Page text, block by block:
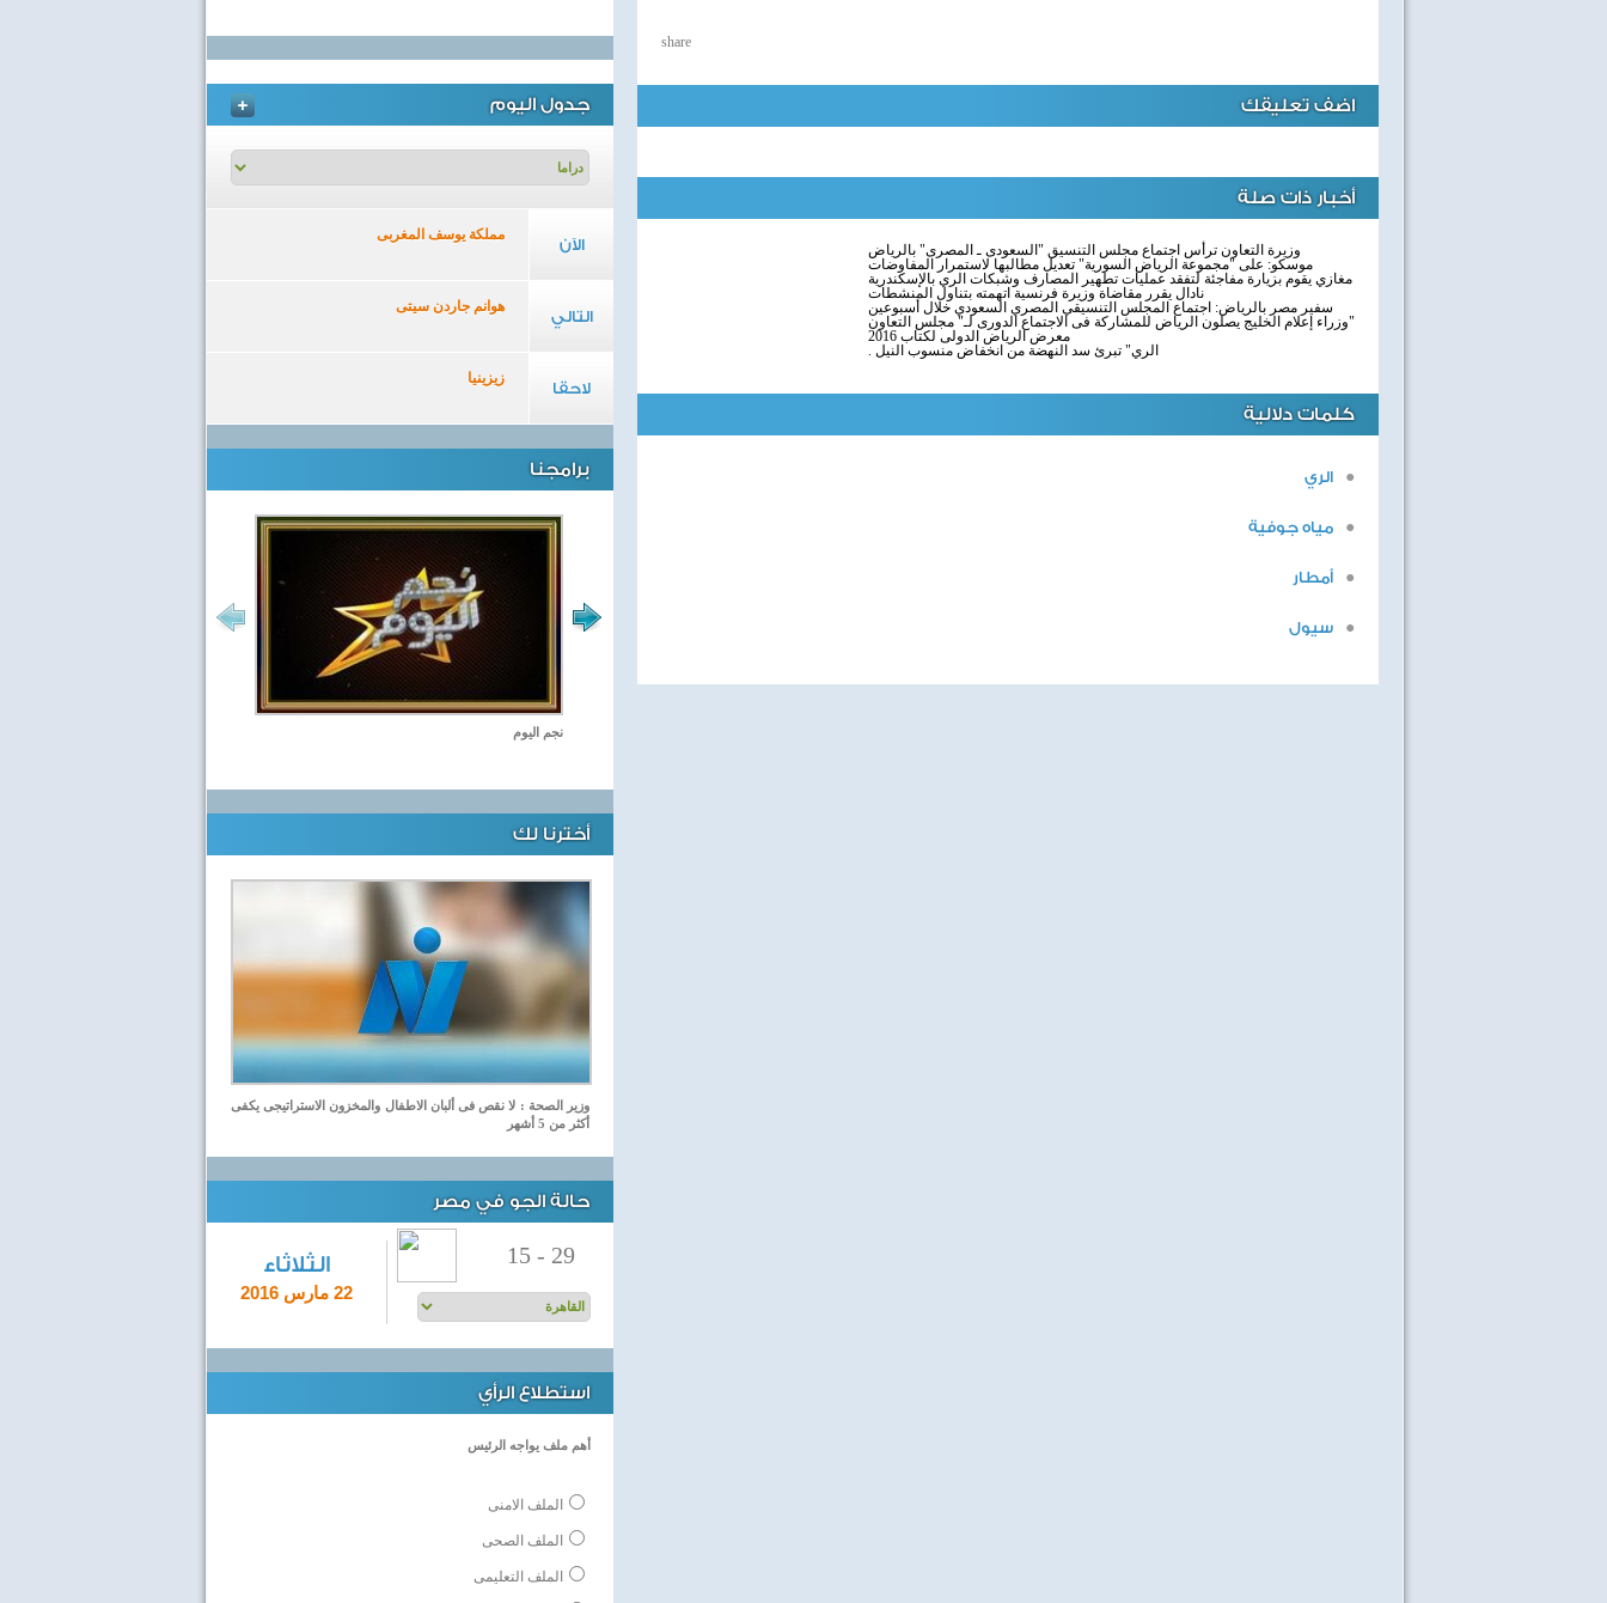
share
اضف تعليقك
أخبار ذات صلة
وزيرة التعاون ترأس اجتماع مجلس التنسيق "السعودى ـ المصرى" بالرياض
موسكو: على "مجموعة الرياض السورية" تعديل مطالبها لاستمرار المفاوضات
مغازي يقوم بزيارة مفاجئة لتفقد عمليات تطهير المصارف وشبكات الري بالإسكندرية
نادال يقرر مقاضاة وزيرة فرنسية اتهمته بتناول المنشطات
سفير مصر بالرياض: اجتماع المجلس التنسيقي المصري السعودي خلال أسبوعين
وزراء إعلام الخليج يصلون الرياض للمشاركة فى الاجتماع الدورى لـ" مجلس التعاون"
معرض الرياض الدولى لكتاب 2016
. الري" تبرئ سد النهضة من انخفاض منسوب النيل
كلمات دلالية
الري
مياه جوفية
أمطار
سيول
جدول اليوم
الآن
مملكة يوسف المغربى
التالي
هوانم جاردن سيتى
لاحقا
زيزينيا
برامجنا
نجم اليوم
أخترنا لك
وزير الصحة : لا نقص فى ألبان الاطفال والمخزون الاستراتيجى يكفى
أكثر من 5 أشهر
حالة الجو في مصر
الثلاثاء
22 مارس 2016
15 - 29
استطلاع الرأي
أهم ملف يواجه الرئيس
الملف الامنى
الملف الصحى
الملف التعليمى